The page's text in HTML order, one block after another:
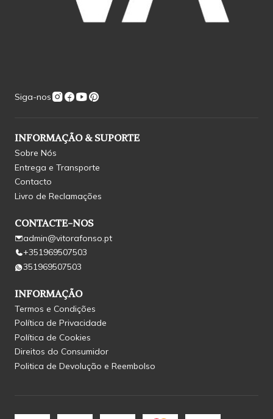
Siga-nos
INFORMAÇÃO & SUPORTE
Sobre Nós
Entrega e Transporte
Contacto
Livro de Reclamações
CONTACTE-NOS
admin@vitorafonso.pt
+351969507503
351969507503
INFORMAÇÃO
Termos e Condições
Política de Privacidade
Política de Cookies
Direitos do Consumidor
Politica de Devolução e Reembolso